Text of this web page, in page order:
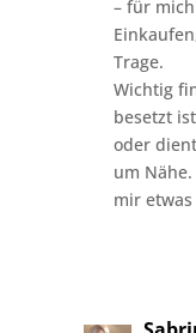
– für
Trage.
Wichtig
besetzt
oder
um
mir